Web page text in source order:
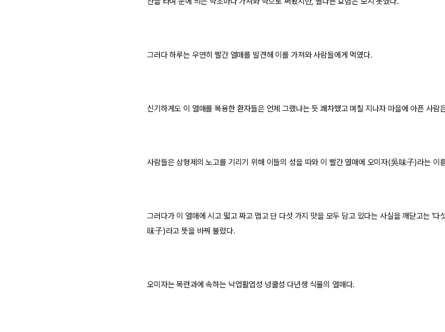
그러다 하루는 우연히 빨간 열매를 발견해 이를 가져와 사람들에게 먹였다.
신기하게도 이 열매를 복용한 환자들은 언제 그랬냐는 듯 쾌차했고 며칠 지나자 마을에 아픈 사람
사람들은 삼형제의 노고를 기리기 위해 이들의 성을 따와 이 빨간 열매에 오미자(吳味子)라는 이
그러다가 이 열매에 시고 떫고 짜고 맵고 단 다섯 가지 맛을 모두 담고 있다는 사실을 깨닫고는 '다
味子)라고 뜻을 바꿔 불렀다.
오미자는 목련과에 속하는 낙엽활엽성 넝쿨성 다년생 식물의 열매다.